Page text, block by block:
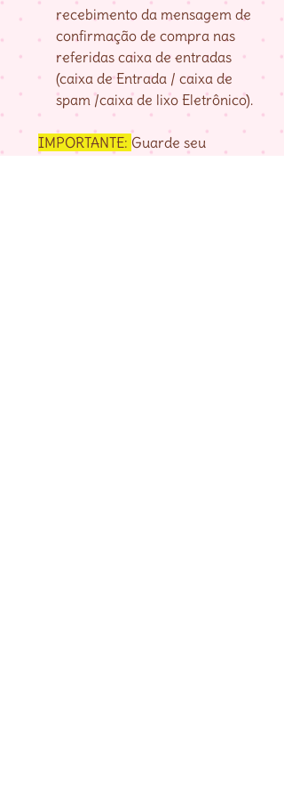
recebimento da mensagem de
confirmação de compra nas
referidas caixa de entradas
(caixa de Entrada / caixa de
spam /caixa de lixo Eletrônico).
IMPORTANTE: Guarde seu